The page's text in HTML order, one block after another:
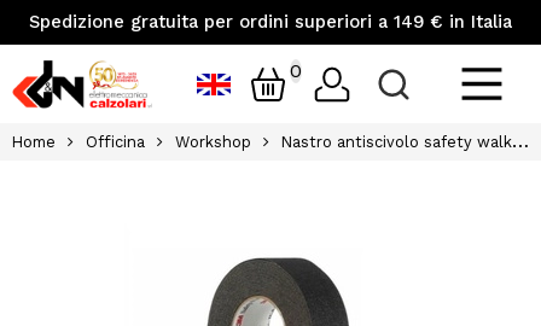
Spedizione gratuita per ordini superiori a 149 € in Italia
0
Home Officina Workshop Nastro antiscivolo safety walk general purpose serie 610 3m